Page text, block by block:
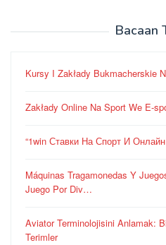
Bacaan
Kursy I Zakłady Bukmacherskie
Zakłady Online Na Sport We E-
“1win Ставки На Спорт И
Máquinas Tragamonedas Y
Juego Por Div…
Aviator Terminolojisini Anlamak:
Terimler